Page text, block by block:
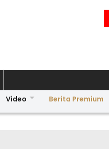
Video Berita Premium